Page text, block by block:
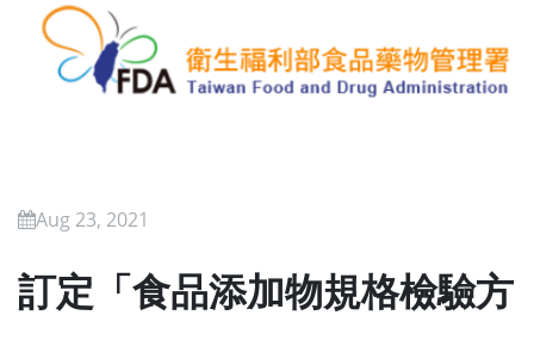
Aug 23, 2021
訂定「食品添加物規格檢驗方